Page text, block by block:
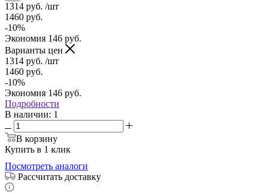
1314 руб. /шт
1460 руб.
-10%
Экономия 146 руб.
Варианты цен
1314 руб. /шт
1460 руб.
-10%
Экономия 146 руб.
Подробности
В наличии: 1
В корзину
Купить в 1 клик
Посмотреть аналоги
Рассчитать доставку